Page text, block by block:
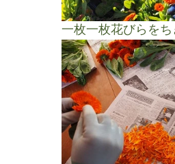
一枚一枚花びらを